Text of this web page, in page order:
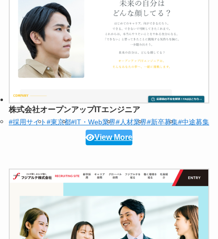
株式会社オープンアップITエンジニア
#採用サイト#東京都#IT・Web業界#人材業界#新卒募集#中途募集
View More